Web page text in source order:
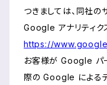
つきましては、同社の
Google アナリティク
https://
お客様が Google パ
際の Google による